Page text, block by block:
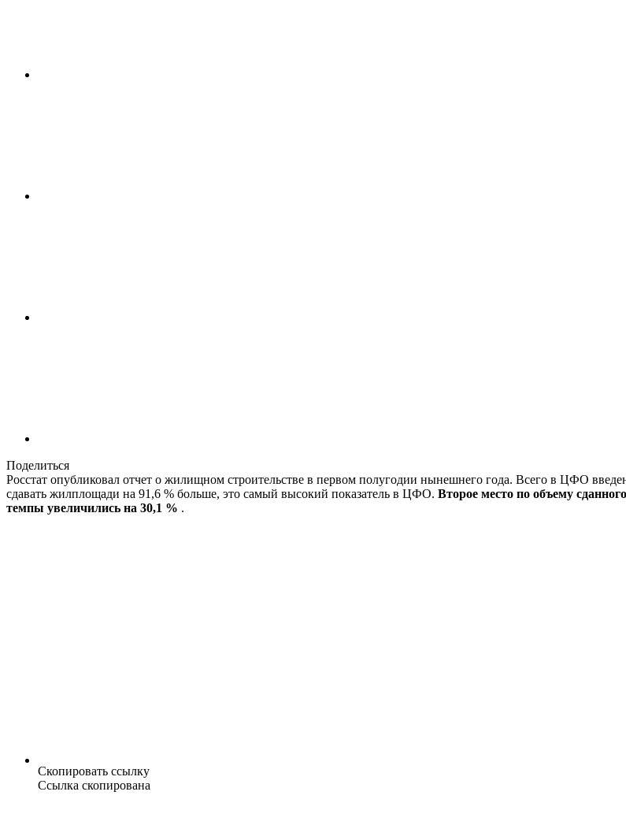
Поделиться
Росстат опубликовал отчет о жилищном строительстве в первом полугодии нынешнего года. Всего в ЦФО
сдавать жилплощади на 91,6 % больше, это самый высокий показатель в ЦФО. Второе место по объему
темпы увеличились на 30,1 % .
Скопировать ссылку
Ссылка скопирована